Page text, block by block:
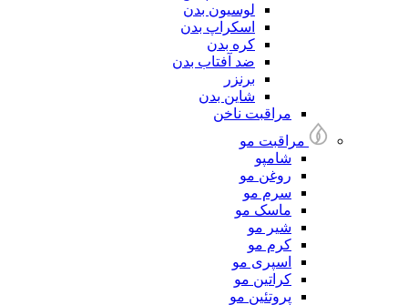
لوسیون بدن
اسکراپ بدن
کره بدن
ضد آفتاب بدن
برنزر
شاین بدن
مراقبت ناخن
مراقبت مو
شامپو
روغن مو
سرم مو
ماسک مو
شیر مو
کرم مو
اسپری مو
کراتین مو
پروتئین مو